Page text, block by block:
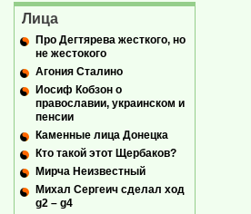
Лица
Про Дегтярева жесткого, но
не жестокого
Агония Сталино
Иосиф Кобзон о
православии, украинском и
пенсии
Каменные лица Донецка
Кто такой этот Щербаков?
Мирча Неизвестный
Михал Сергеич сделал ход
g2 – g4